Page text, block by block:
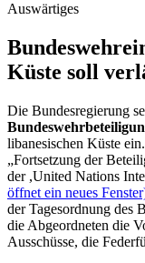
Auswärtiges
Küste soll
Die Bundesregierung
libanesischen Küste
„Fortsetzung der
der ,United Nations
öffnet ein neues
der Tagesordnung des
die Abgeordneten die
Ausschüsse, die